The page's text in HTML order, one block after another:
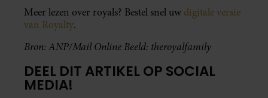
Meer lezen over royals? Bestel snel uw digitale versie
van Royalty.
Bron: ANP/Mail Online Beeld: theroyalfamily
DEEL DIT ARTIKEL OP SOCIAL
MEDIA!